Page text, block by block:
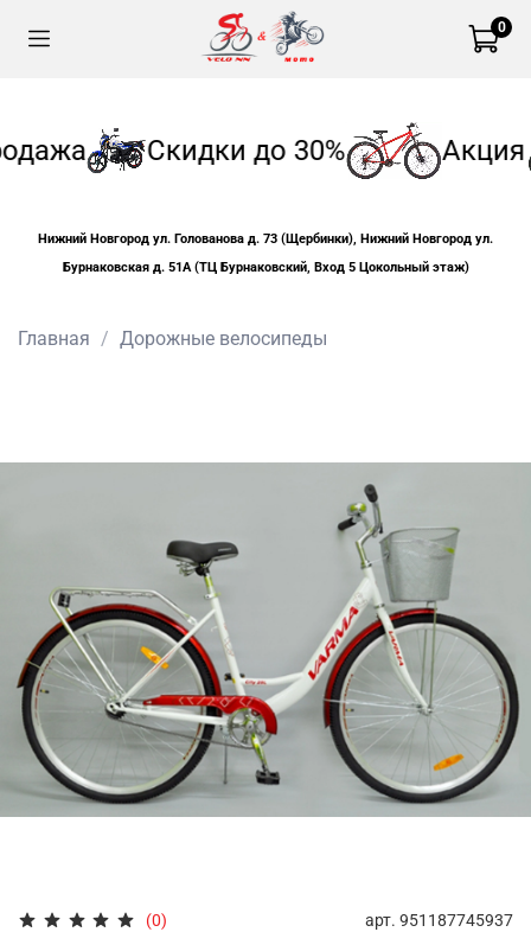
0
Скидки до 30% Акция
Нижний Новгород ул. Голованова д. 73 (Щербинки), Нижний Новгород ул.
Бурнаковская д. 51А (ТЦ Бурнаковский, Вход 5 Цокольный этаж)
Главная Дорожные велосипеды
(0) арт. 951187745937